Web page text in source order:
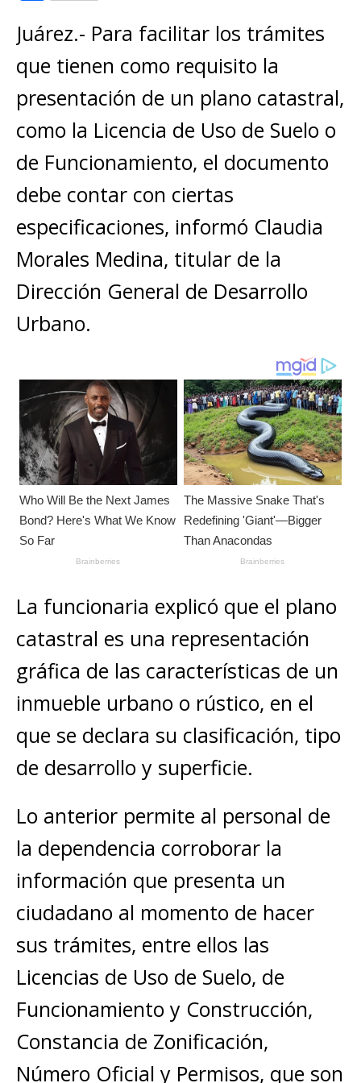
s
A
p
p
e
b
o
o
k
e
n
g
e
r
l te
r
y
Li
n
k
m
p
ar
ti
r
Juárez.- Para facilitar los trámites
que tienen como requisito la
presentación de un plano catastral,
como la Licencia de Uso de Suelo o
de Funcionamiento, el documento
debe contar con ciertas
especificaciones, informó Claudia
Morales Medina, titular de la
Dirección General de Desarrollo
Urbano.
La funcionaria explicó que el plano
catastral es una representación
gráfica de las características de un
inmueble urbano o rústico, en el
que se declara su clasificación, tipo
de desarrollo y superficie.
Lo anterior permite al personal de
la dependencia corroborar la
información que presenta un
ciudadano al momento de hacer
sus trámites, entre ellos las
Licencias de Uso de Suelo, de
Funcionamiento y Construcción,
Constancia de Zonificación,
Número Oficial y Permisos, que son